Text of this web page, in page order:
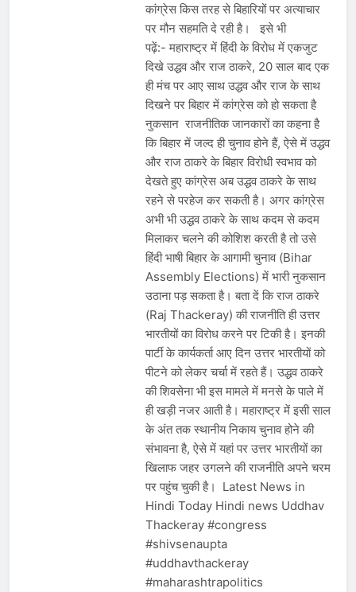
कांग्रेस किस तरह से बिहारियों पर अत्याचार
पर मौन सहमति दे रही है। इसे भी
पढ़ें:- महाराष्ट्र में हिंदी के विरोध में एकजुट
दिखे उद्धव और राज ठाकरे, 20 साल बाद एक
ही मंच पर आए साथ उद्धव और राज के साथ
दिखने पर बिहार में कांग्रेस को हो सकता है
नुकसान राजनीतिक जानकारों का कहना है
कि बिहार में जल्द ही चुनाव होने हैं, ऐसे में उद्धव
और राज ठाकरे के बिहार विरोधी स्वभाव को
देखते हुए कांग्रेस अब उद्धव ठाकरे के साथ
रहने से परहेज कर सकती है। अगर कांग्रेस
अभी भी उद्धव ठाकरे के साथ कदम से कदम
मिलाकर चलने की कोशिश करती है तो उसे
हिंदी भाषी बिहार के आगामी चुनाव (Bihar
Assembly Elections) में भारी नुकसान
उठाना पड़ सकता है। बता दें कि राज ठाकरे
(Raj Thackeray) की राजनीति ही उत्तर
भारतीयों का विरोध करने पर टिकी है। इनकी
पार्टी के कार्यकर्ता आए दिन उत्तर भारतीयों को
पीटने को लेकर चर्चा में रहते हैं। उद्धव ठाकरे
की शिवसेना भी इस मामले में मनसे के पाले में
ही खड़ी नजर आती है। महाराष्ट्र में इसी साल
के अंत तक स्थानीय निकाय चुनाव होने की
संभावना है, ऐसे में यहां पर उत्तर भारतीयों का
खिलाफ जहर उगलने की राजनीति अपने चरम
पर पहुंच चुकी है। Latest News in
Hindi Today Hindi news Uddhav
Thackeray #congress
#shivsenaupta
#uddhavthackeray
#maharashtrapolitics